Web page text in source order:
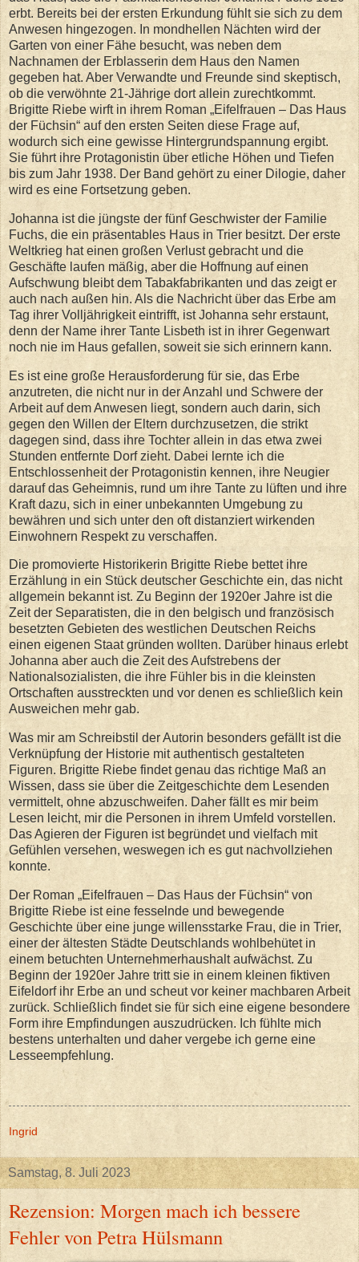
erbt. Bereits bei der ersten Erkundung fühlt sie sich zu dem
Anwesen hingezogen. In mondhellen Nächten wird der
Garten von einer Fähe besucht, was neben dem
Nachnamen der Erblasserin dem Haus den Namen
gegeben hat. Aber Verwandte und Freunde sind skeptisch,
ob die verwöhnte 21-Jährige dort allein zurechtkommt.
Brigitte Riebe wirft in ihrem Roman „Eifelfrauen – Das Haus
der Füchsin“ auf den ersten Seiten diese Frage auf,
wodurch sich eine gewisse Hintergrundspannung ergibt.
Sie führt ihre Protagonistin über etliche Höhen und Tiefen
bis zum Jahr 1938. Der Band gehört zu einer Dilogie, daher
wird es eine Fortsetzung geben.
Johanna ist die jüngste der fünf Geschwister der Familie
Fuchs, die ein präsentables Haus in Trier besitzt. Der erste
Weltkrieg hat einen großen Verlust gebracht und die
Geschäfte laufen mäßig, aber die Hoffnung auf einen
Aufschwung bleibt dem Tabakfabrikanten und das zeigt er
auch nach außen hin. Als die Nachricht über das Erbe am
Tag ihrer Volljährigkeit eintrifft, ist Johanna sehr erstaunt,
denn der Name ihrer Tante Lisbeth ist in ihrer Gegenwart
noch nie im Haus gefallen, soweit sie sich erinnern kann.
Es ist eine große Herausforderung für sie, das Erbe
anzutreten, die nicht nur in der Anzahl und Schwere der
Arbeit auf dem Anwesen liegt, sondern auch darin, sich
gegen den Willen der Eltern durchzusetzen, die strikt
dagegen sind, dass ihre Tochter allein in das etwa zwei
Stunden entfernte Dorf zieht. Dabei lernte ich die
Entschlossenheit der Protagonistin kennen, ihre Neugier
darauf das Geheimnis, rund um ihre Tante zu lüften und ihre
Kraft dazu, sich in einer unbekannten Umgebung zu
bewähren und sich unter den oft distanziert wirkenden
Einwohnern Respekt zu verschaffen.
Die promovierte Historikerin Brigitte Riebe bettet ihre
Erzählung in ein Stück deutscher Geschichte ein, das nicht
allgemein bekannt ist. Zu Beginn der 1920er Jahre ist die
Zeit der Separatisten, die in den belgisch und französisch
besetzten Gebieten des westlichen Deutschen Reichs
einen eigenen Staat gründen wollten. Darüber hinaus erlebt
Johanna aber auch die Zeit des Aufstrebens der
Nationalsozialisten, die ihre Fühler bis in die kleinsten
Ortschaften ausstreckten und vor denen es schließlich kein
Ausweichen mehr gab.
Was mir am Schreibstil der Autorin besonders gefällt ist die
Verknüpfung der Historie mit authentisch gestalteten
Figuren. Brigitte Riebe findet genau das richtige Maß an
Wissen, dass sie über die Zeitgeschichte dem Lesenden
vermittelt, ohne abzuschweifen. Daher fällt es mir beim
Lesen leicht, mir die Personen in ihrem Umfeld vorstellen.
Das Agieren der Figuren ist begründet und vielfach mit
Gefühlen versehen, weswegen ich es gut nachvollziehen
konnte.
Der Roman „Eifelfrauen – Das Haus der Füchsin“ von
Brigitte Riebe ist eine fesselnde und bewegende
Geschichte über eine junge willensstarke Frau, die in Trier,
einer der ältesten Städte Deutschlands wohlbehütet in
einem betuchten Unternehmerhaushalt aufwächst. Zu
Beginn der 1920er Jahre tritt sie in einem kleinen fiktiven
Eifeldorf ihr Erbe an und scheut vor keiner machbaren Arbeit
zurück. Schließlich findet sie für sich eine eigene besondere
Form ihre Empfindungen auszudrücken. Ich fühlte mich
bestens unterhalten und daher vergebe ich gerne eine
Lesseempfehlung.
Ingrid
Samstag, 8. Juli 2023
Rezension: Morgen mach ich bessere
Fehler von Petra Hülsmann